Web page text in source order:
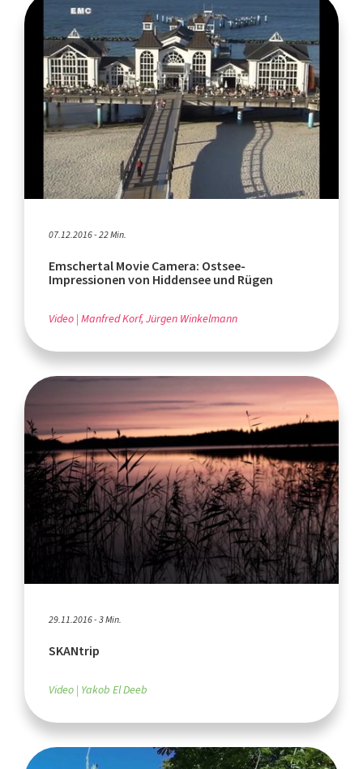
07.12.2016 - 22 Min.
Emschertal Movie Camera: Ostsee-
Impressionen von Hiddensee und Rügen
Video Manfred Korf, Jürgen Winkelmann
29.11.2016 - 3 Min.
SKANtrip
Video Yakob El Deeb